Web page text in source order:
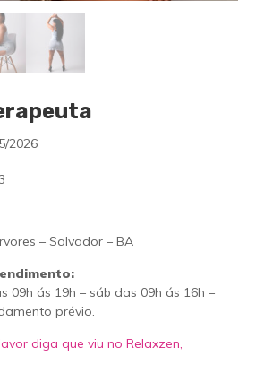
2026
– Salvador – BA
09h ás 19h – sáb das 09h ás 16h –
prévio.
diga que viu no Relaxzen,